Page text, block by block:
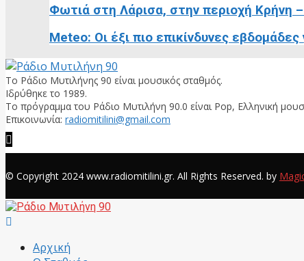
Φωτιά στη Λάρισα, στην περιοχή Κρήνη
Meteo: Οι έξι πιο επικίνδυνες
Το Ράδιο Μυτιλήνης 90 είναι μουσικός σταθμός.
Ιδρύθηκε το 1989.
Το πρόγραμμα του Ράδιο Μυτιλήνη 90.0 είναι Pop, Ελληνική
Επικοινωνία: radiomitilini@gmail.com
© Copyright 2024 www.radiomitilini.gr. All Rights Reserved. by
Αρχική